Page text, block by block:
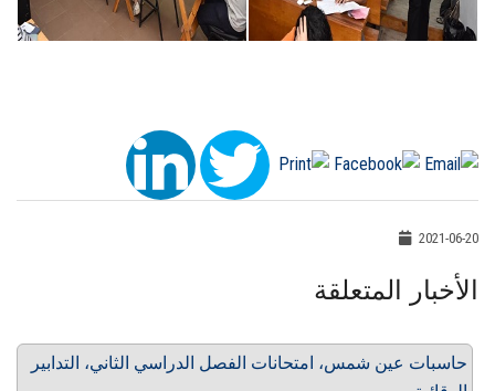
2021-06-20
الأخبار المتعلقة
حاسبات عين شمس، امتحانات الفصل الدراسي الثاني، التدابير